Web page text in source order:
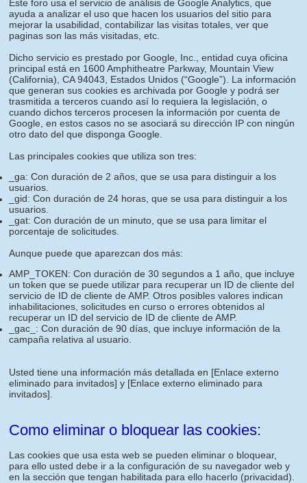
Este foro usa el servicio de análisis de Google Analytics, que
ayuda a analizar el uso que hacen los usuarios del sitio para
mejorar la usabilidad, contabilizar las visitas totales, ver que
paginas son las más visitadas, etc.
Dicho servicio es prestado por Google, Inc., entidad cuya oficina
principal está en 1600 Amphitheatre Parkway, Mountain View
(California), CA 94043, Estados Unidos (“Google”). La información
que generan sus cookies es archivada por Google y podrá ser
trasmitida a terceros cuando así lo requiera la legislación, o
cuando dichos terceros procesen la información por cuenta de
Google, en estos casos no se asociará su dirección IP con ningún
otro dato del que disponga Google.
Las principales cookies que utiliza son tres:
_ga: Con duración de 2 años, que se usa para distinguir a los
usuarios.
_gid: Con duración de 24 horas, que se usa para distinguir a los
usuarios.
_gat: Con duración de un minuto, que se usa para limitar el
porcentaje de solicitudes.
Aunque puede que aparezcan dos más:
AMP_TOKEN: Con duración de 30 segundos a 1 año, que incluye
un token que se puede utilizar para recuperar un ID de cliente del
servicio de ID de cliente de AMP. Otros posibles valores indican
inhabilitaciones, solicitudes en curso o errores obtenidos al
recuperar un ID del servicio de ID de cliente de AMP.
_gac_: Con duración de 90 días, que incluye información de la
campaña relativa al usuario.
Usted tiene una información más detallada en [Enlace externo
eliminado para invitados] y [Enlace externo eliminado para
invitados]
Como eliminar o bloquear las cookies:
Las cookies que usa esta web se pueden eliminar o bloquear,
para ello usted debe ir a la configuración de su navegador web y
en la sección que tengan habilitada para ello hacerlo (privacidad).